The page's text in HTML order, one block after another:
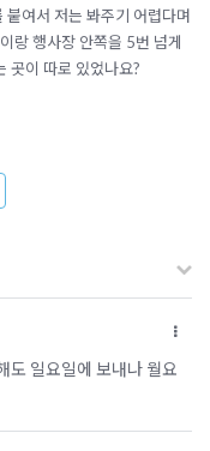
여서 저는 봐주기 어렵다며
랑 행사장 안쪽을 5번 넘게
곳이 따로 있었나요?
도 일요일에 보내나 월요